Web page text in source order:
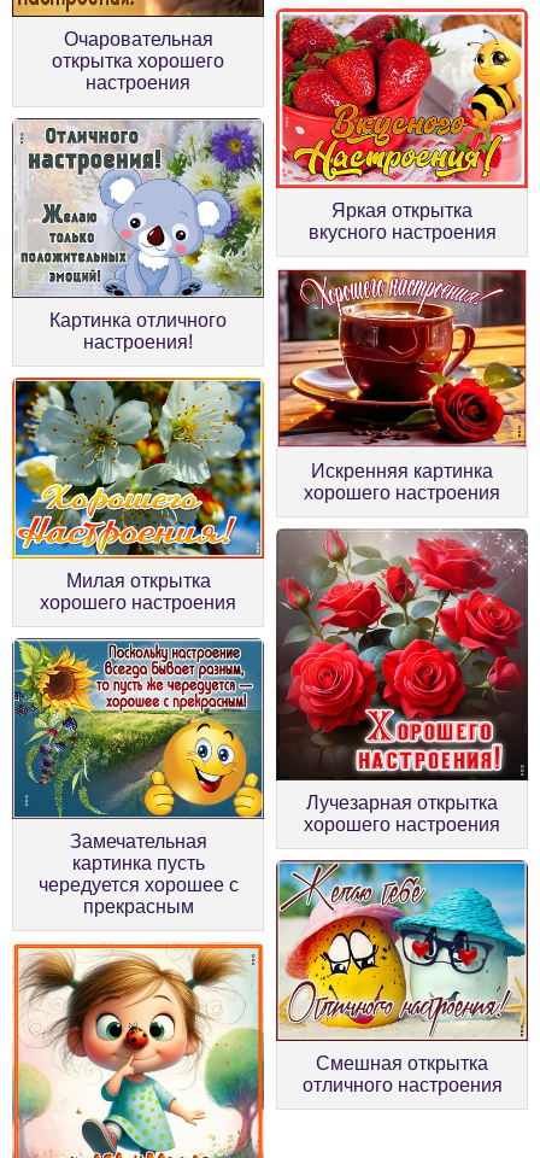
Очаровательная
открытка хорошего
настроения
Картинка отличного
настроения!
Яркая открытка
вкусного настроения
Милая открытка
хорошего настроения
Искренняя картинка
хорошего настроения
Замечательная
картинка пусть
чередуется хорошее с
прекрасным
Лучезарная открытка
хорошего настроения
Смешная открытка
отличного настроения